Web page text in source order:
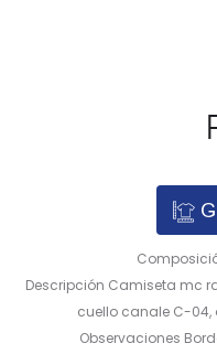
Descripción Camiseta mc
cuello canale C-
Observaciones